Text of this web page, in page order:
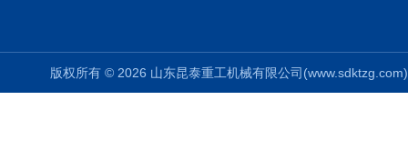
版权所有 © 2026 山东昆泰重工机械有限公司